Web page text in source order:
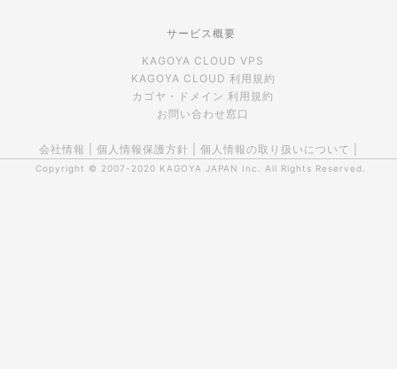
サービス概要
KAGOYA CLOUD VPS
KAGOYA CLOUD 利用規約
カゴヤ・ドメイン 利用規約
お問い合わせ窓口
会社情報 個人情報保護方針 個人情報の取り扱いについて
Copyright © 2007-2020 KAGOYA JAPAN Inc. All Rights Reserved.